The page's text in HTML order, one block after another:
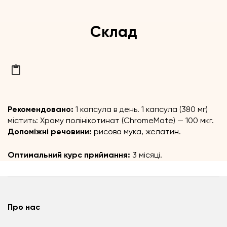
Склад
Рекомендовано: 1 капсула в день. 1 капсула (380 мг)
містить: Хрому полінікотинат (ChromeMate) — 100 мкг.
Допоміжні речовини: рисова мука, желатин.
Оптимальний курс приймання: 3 місяці.
Про нас